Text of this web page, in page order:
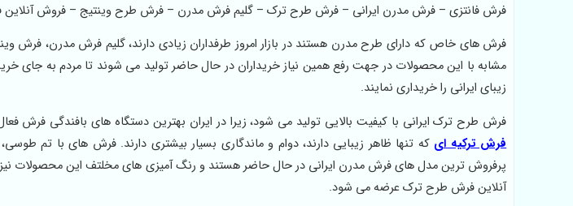
فرش فانتزی – فرش مدرن ایرانی – فرش طرح ترک – گلیم فرش مدرن – فرش طرح وینتیج – فروش
فرش های خاص که دارای طرح مدرن هستند در بازار امروز طرفداران زیادی دارند، گلیم فرش مدرن، فرش
مشابه با این محصولات در جهت رفع همین نیاز خریداران در حال حاضر تولید می شوند تا مردم به جای
زیبای ایرانی را خریداری نمایند.
فرش طرح ترک ایرانی با کیفیت بالایی تولید می شود، زیرا در ایران بهترین دستگاه های بافندگی فرش
فرش ترکیه ای که تنها ظاهر زیبایی دارند، دوام و ماندگاری بسیار بیشتری دارند. فرش های با تم
پرفروش ترین مدل های فرش مدرن ایرانی در حال حاضر هستند و رنگ آمیزی های مخلتف این محصولات
آنلاین فرش طرح ترک عرضه می شود.